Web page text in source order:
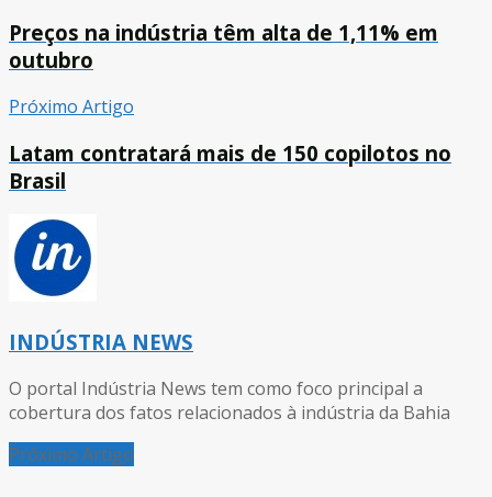
Preços na indústria têm alta de 1,11% em
outubro
Próximo Artigo
Latam contratará mais de 150 copilotos no
Brasil
INDÚSTRIA NEWS
O portal Indústria News tem como foco principal a
cobertura dos fatos relacionados à indústria da Bahia
Próximo Artigo